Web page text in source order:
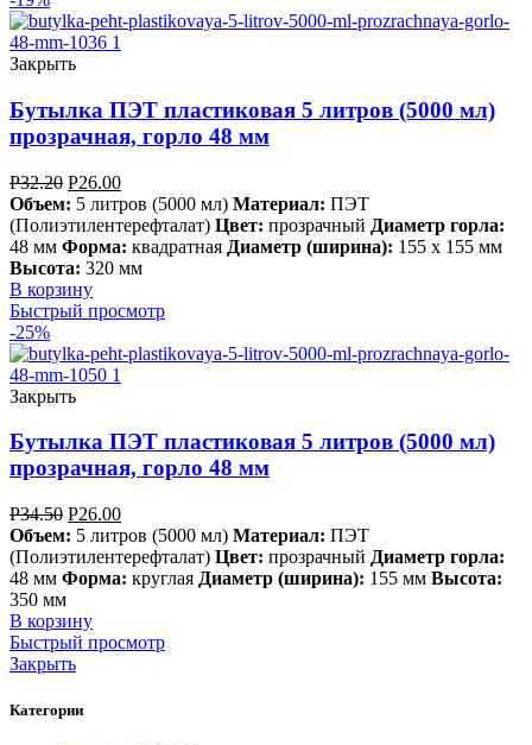
Закрыть
Бутылка ПЭТ пластиковая 5 литров (5000 мл)
прозрачная, горло 48 мм
Р32.20 Р26.00
Объем: 5 литров (5000 мл) Материал: ПЭТ
(Полиэтилентерефталат) Цвет: прозрачный Диаметр горла:
48 мм Форма: квадратная Диаметр (ширина): 155 х 155 мм
Высота: 320 мм
В корзину
Быстрый просмотр
-25%
Закрыть
Бутылка ПЭТ пластиковая 5 литров (5000 мл)
прозрачная, горло 48 мм
Р34.50 Р26.00
Объем: 5 литров (5000 мл) Материал: ПЭТ
(Полиэтилентерефталат) Цвет: прозрачный Диаметр горла:
48 мм Форма: круглая Диаметр (ширина): 155 мм Высота:
350 мм
В корзину
Быстрый просмотр
Закрыть
Категории